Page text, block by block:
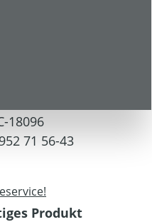
18096
952 71 56-43
Produkt